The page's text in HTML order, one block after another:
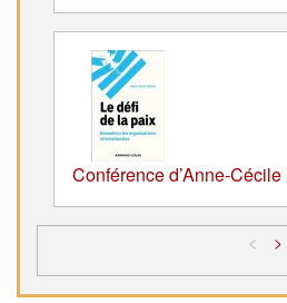
Conférence d’Anne-
< >